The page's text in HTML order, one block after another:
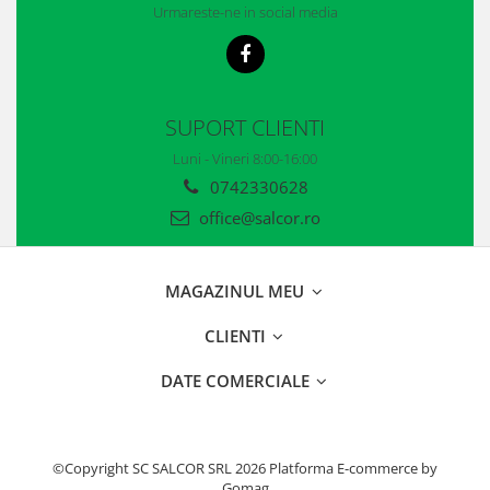
Manusi fibre speciale
Manusi latex
Urmareste-ne in social media
SUPORT CLIENTI
Luni - Vineri 8:00-16:00
0742330628
office@salcor.ro
MAGAZINUL MEU
CLIENTI
DATE COMERCIALE
©Copyright SC SALCOR SRL 2026 Platforma E-commerce by